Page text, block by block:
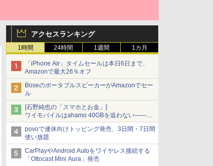
アクセスランキング
1時間 24時間 1週間 1カ月
「iPhone Air」タイムセールは本日6日まで、
Amazonで最大26％オフ
BoseのポータブルスピーカーがAmazonでセー
ル
[石野純也の「スマホとお金」]
ワイモバイルはahamo 40GBを追わない――単
身向け「超おトク割」の安さと1年限定の注意
点
povoで連休向けトッピング発売、3日間・7日間
使い放題
CarPlayやAndroid Autoをワイヤレス接続する
「Ottocast Mini Aura」発売